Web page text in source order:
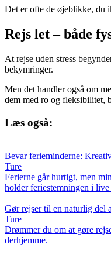
Det er ofte de øjeblikke, du
Rejs let – både
At rejse uden stress
bekymringer.
Men det handler også om
dem med ro og fleksibilitet,
Læs også:
Bevar ferieminderne:
Ture
Ferierne går hurtigt, men
holder feriestemningen i live
Gør rejser til en naturlig del
Ture
Drømmer du om at gøre
derhjemme.